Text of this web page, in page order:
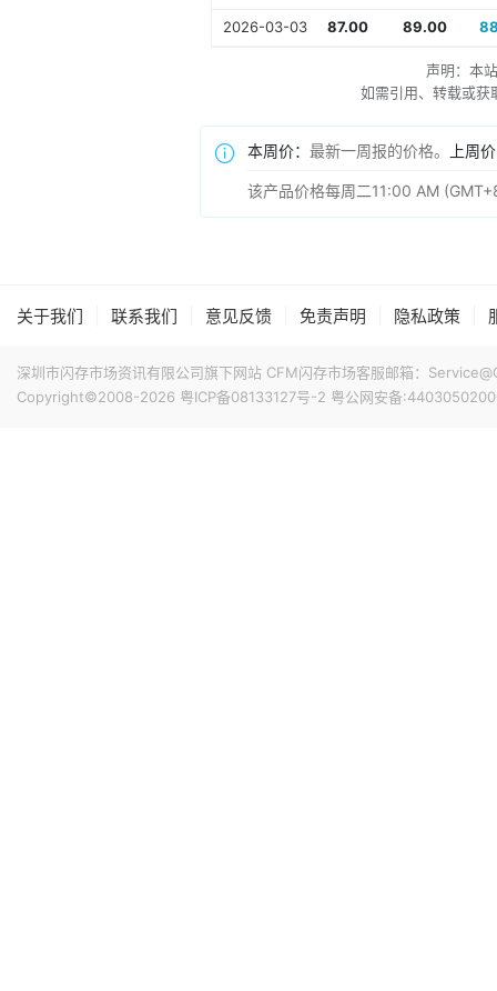
2026-03-03 87.00 89.00
声明：本
如需引用、转载或
本周价： 最新一周报的价格。 上周
该产品价格每周二11:00 AM
关于我们 联系我们 意见反馈 免责声明 隐私政策
深圳市闪存市场资讯有限公司旗下网站 CFM闪存市场客服邮箱：
Copyright©2008-2026 粤ICP备08133127号-2 粤公网安备